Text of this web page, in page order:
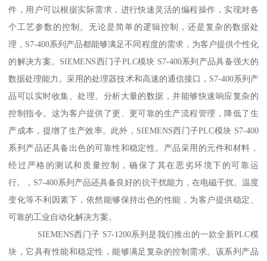
件，用户可以根据实际需求，进行快速灵活的编程操作，实现对各
个工艺参数的控制。无论是简单的逻辑控制，还是复杂的数据处
理，S7-400系列产品都能够满足不同程度的需求，为客户提供个性化
的解决方案。SIEMENS西门子PLC模块 S7-400系列产品具备强大的
数据处理能力。采用的处理器技术和高速的通信接口，S7-400系列产
品可以实时收集、处理、分析大量的数据，并能够快速响应复杂的
控制指令。这为客户提供了更、更可靠的生产流程管理，降低了生
产成本，提增了生产效率。此外，SIEMENS西门子PLC模块 S7-400
系列产品还具备出色的可靠性和稳定性。产品采用的元件和材料，
经过严格的测试和质量控制，确保了其在恶劣环境下的可靠运
行。，S7-400系列产品还具备良好的抗干扰能力，在电磁干扰、温度
变化等不利因素下，依然能够保持出色的性能，为客户提供稳定、
可靠的工业自动化解决方案。
SIEMENS西门子 S7-1200系列是我们推出的一款全新PLC模
块，它具有性能和稳定性，能够满足复杂的控制需求。该系列产品